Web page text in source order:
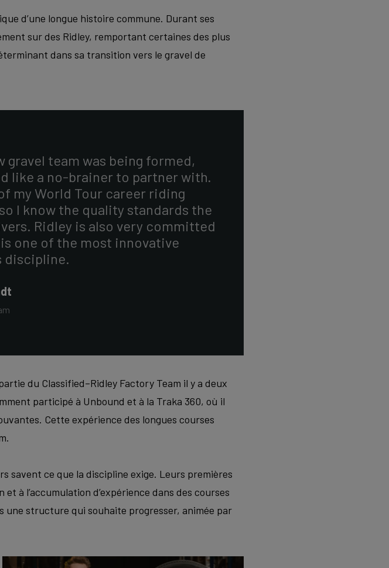
d’une longue histoire commune. Durant ses
sur des Ridley, remportant certaines des plus
dans sa transition vers le gravel de
gravel team was being formed,
like a no-brainer to partner with.
my World Tour career riding
I know the quality standards the
Ridley is also very committed
one of the most innovative
discipline.
du Classified–Ridley Factory Team il y a deux
participé à Unbound et à la Traka 360, où il
Cette expérience des longues courses
savent ce que la discipline exige. Leurs premières
à l’accumulation d’expérience dans des courses
une structure qui souhaite progresser, animée par